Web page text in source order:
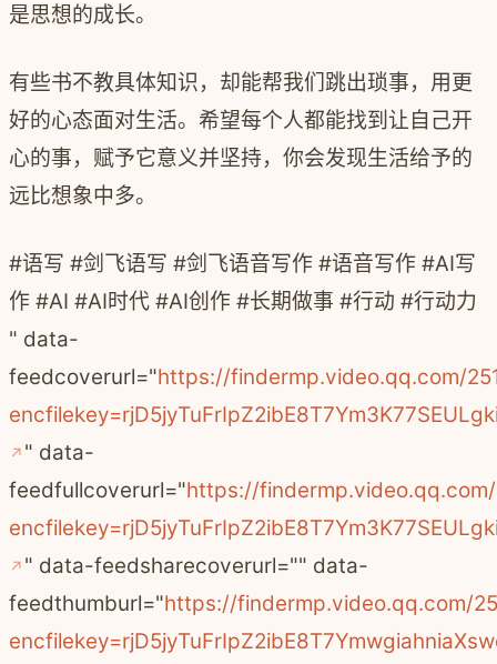
是思想的成长。
有些书不教具体知识，却能帮我们跳出琐事，用更
好的心态面对生活。希望每个人都能找到让自己开
心的事，赋予它意义并坚持，你会发现生活给予的
远比想象中多。
#语写 #剑飞语写 #剑飞语音写作 #语音写作 #AI写
作 #AI #AI时代 #AI创作 #长期做事 #行动 #行动力
" data-
feedcoverurl="https://findermp.video.qq.com/
" data-
feedfullcoverurl="https://
" data-feedsharecoverurl="" data-
feedthumburl="https://findermp.video.qq.com/